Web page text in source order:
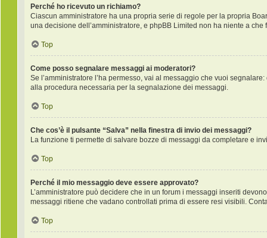
Perché ho ricevuto un richiamo?
Ciascun amministratore ha una propria serie di regole per la propria
una decisione dell’amministratore, e phpBB Limited non ha niente a che
Top
Come posso segnalare messaggi ai moderatori?
Se l’amministratore l’ha permesso, vai al messaggio che vuoi
alla procedura necessaria per la segnalazione dei messaggi.
Top
Che cos’è il pulsante “Salva” nella finestra di invio dei messaggi?
La funzione ti permette di salvare bozze di messaggi da completare e
Top
Perché il mio messaggio deve essere approvato?
L’amministratore può decidere che in un forum i messaggi inseriti
messaggi ritiene che vadano controllati prima di essere resi visibili.
Top